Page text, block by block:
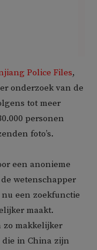
Police Files,
onderzoek van de
tot meer
personen
foto’s.
een anonieme
wetenschapper
een zoekfunctie
maakt.
zo makkelijker
in China zijn